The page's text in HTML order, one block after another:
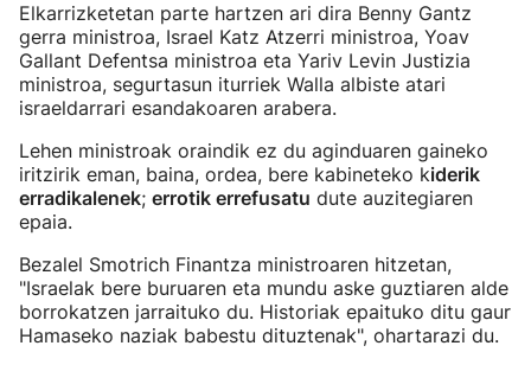
Elkarrizketetan parte hartzen ari dira Benny Gantz
gerra ministroa, Israel Katz Atzerri ministroa, Yoav
Gallant Defentsa ministroa eta Yariv Levin Justizia
ministroa, segurtasun iturriek Walla albiste atari
israeldarrari esandakoaren arabera.
Lehen ministroak oraindik ez du aginduaren gaineko
iritzirik eman, baina, ordea, bere kabineteko kiderik
erradikalenek; errotik errefusatu dute auzitegiaren
epaia.
Bezalel Smotrich Finantza ministroaren hitzetan,
"Israelak bere buruaren eta mundu aske guztiaren alde
borrokatzen jarraituko du. Historiak epaituko ditu gaur
Hamaseko naziak babestu dituztenak", ohartarazi du.